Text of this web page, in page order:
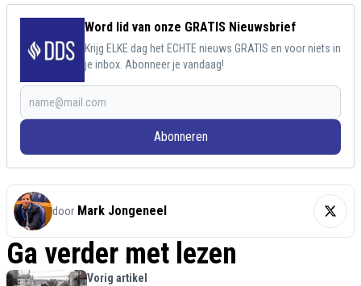
Word lid van onze GRATIS Nieuwsbrief
Krijg ELKE dag het ECHTE nieuws GRATIS en voor niets in
je inbox. Abonneer je vandaag!
Abonneren
door Mark Jongeneel
Ga verder met lezen
Vorig artikel